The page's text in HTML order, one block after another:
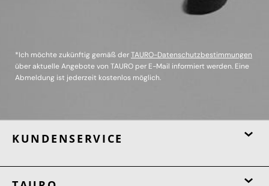
*Ich möchte zukünftig gemäß derTAURO-Datenschutzbestimmungen
über aktuelle Angebote von TAURO per E-Mail informiert werden. Eine
Abmeldung ist jederzeit kostenlos möglich.
KUNDENSERVICE